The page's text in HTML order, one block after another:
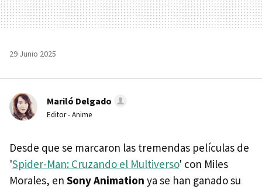
29 Junio 2025
Mariló Delgado
Editor - Anime
Desde que se marcaron las tremendas películas de
'Spider-Man: Cruzando el Multiverso' con Miles
Morales, en Sony Animation ya se han ganado su